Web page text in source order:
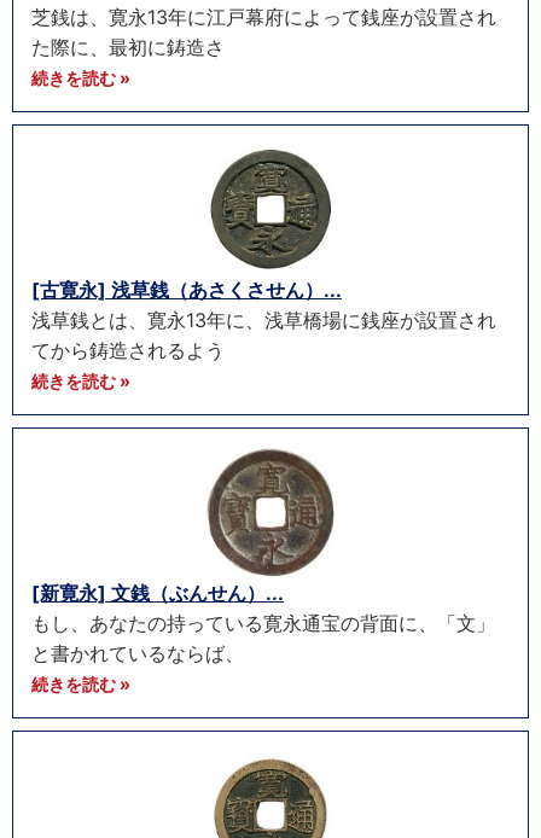
芝銭は、寛永13年に江戸幕府によって銭座が設置され
た際に、最初に鋳造さ
続きを読む »
[古寛永] 浅草銭（あさくさせん）...
浅草銭とは、寛永13年に、浅草橋場に銭座が設置され
てから鋳造されるよう
続きを読む »
[新寛永] 文銭（ぶんせん）...
もし、あなたの持っている寛永通宝の背面に、「文」
と書かれているならば、
続きを読む »